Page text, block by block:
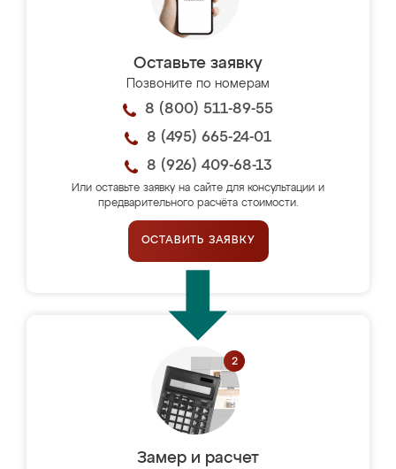
Оставьте заявку
Позвоните по номерам
8 (800) 511-89-55
8 (495) 665-24-01
8 (926) 409-68-13
Или оставьте заявку на сайте для консультации и
предварительного расчёта стоимости.
ОСТАВИТЬ ЗАЯВКУ
Замер и расчет